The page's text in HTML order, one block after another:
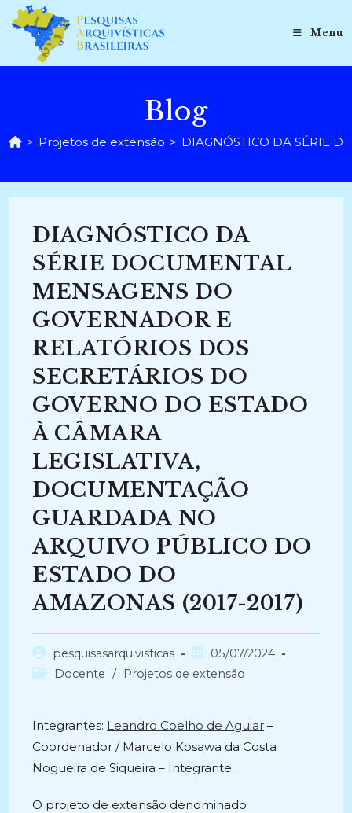
para
conteúdo
Menu
Blog
> Projetos de extensão > DIAGNÓSTICO DA SÉRIE
DIAGNÓSTICO DA
SÉRIE DOCUMENTAL
MENSAGENS DO
GOVERNADOR E
RELATÓRIOS DOS
SECRETÁRIOS DO
GOVERNO DO ESTADO
À CÂMARA
LEGISLATIVA,
DOCUMENTAÇÃO
GUARDADA NO
ARQUIVO PÚBLICO DO
ESTADO DO
AMAZONAS (2017-2017)
Autor
do
pesquisasarquivisticas
Post
publicado:
05/07/2024
Categoria
Docente / Projetos de extensão
Integrantes: Leandro Coelho de Aguiar –
Coordenador / Marcelo Kosawa da Costa
Nogueira de Siqueira – Integrante.
O projeto de extensão denominado